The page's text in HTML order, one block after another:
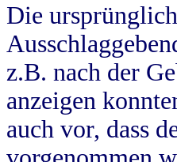
Die
z.B. nach der
anzeigen
auch vor, dass